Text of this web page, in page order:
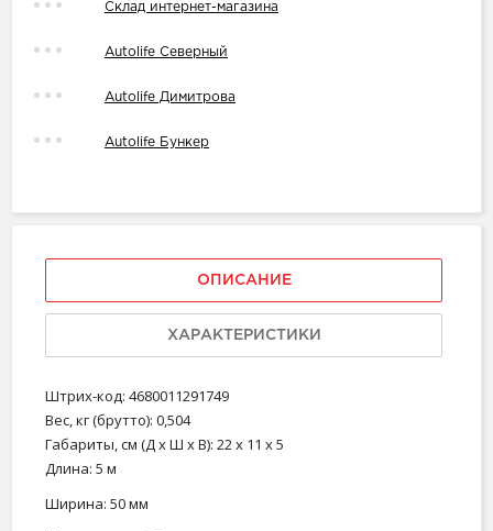
Склад интернет-магазина
Autolife Северный
Autolife Димитрова
Autolife Бункер
ОПИСАНИЕ
ХАРАКТЕРИСТИКИ
Штрих-код: 4680011291749
Вес, кг (брутто): 0,504
Габариты, см (Д х Ш х В): 22 x 11 x 5
Длина: 5 м
Ширина: 50 мм